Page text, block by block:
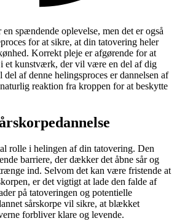
spændende oplevelse, men det er også
for at sikre, at din tatovering heler
Korrekt pleje er afgørende for at
et kunstværk, der vil være en del af dig
af denne helingsproces er dannelsen af
reaktion fra kroppen for at beskytte
rolle i helingen af din tatovering. Den
barriere, der dækker det åbne sår og
ind. Selvom det kan være fristende at
er det vigtigt at lade den falde af
på tatoveringen og potentielle
sårskorpe vil sikre, at blækket
forbliver klare og levende.